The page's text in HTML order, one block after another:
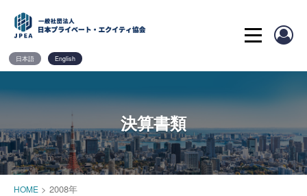
content
日本語 English
決算書類
HOME > 2008年